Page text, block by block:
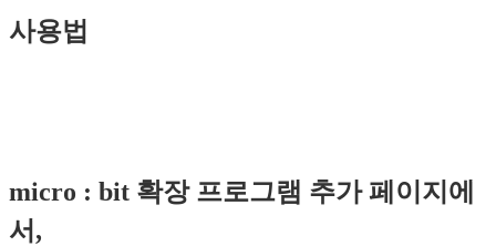
사용법
micro : bit 확장 프로그램 추가 페이지에
서,